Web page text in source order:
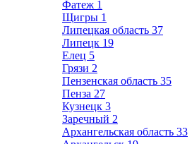
Фатеж 1
Щигры 1
Липецкая область 37
Липецк 19
Елец 5
Грязи 2
Пензенская область 35
Пенза 27
Кузнецк 3
Заречный 2
Архангельская область 33